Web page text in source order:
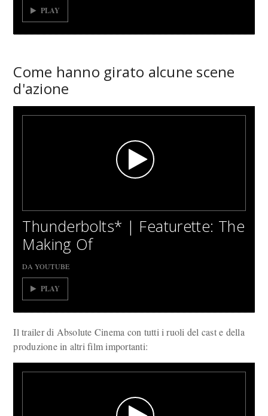
PLAY
Come hanno girato alcune scene
d'azione
Thunderbolts* | Featurette: The
Making Of
DA YOUTUBE
PLAY
Il trailer di Absolute Cinema con tutti i ruoli del cast e della
produzione in altri film importanti: